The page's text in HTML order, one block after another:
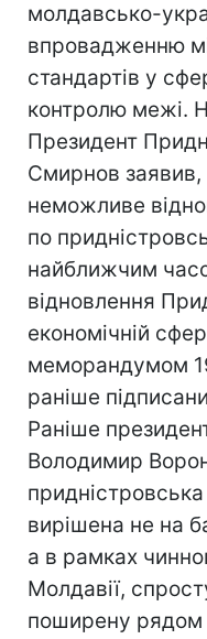
молдавсько-
впровадженню
стандартів у
контролю межі.
Президент
Смирнов
неможливе
по
найближчим
відновлення
економічній
меморандумом
раніше
Раніше
Володимир
вирішена не на
а в рамках
Молдавії,
поширену рядом